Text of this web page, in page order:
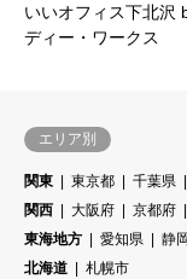
いいオフィス下北沢
ディー・ワークス
エリア別
関東 東京都 千葉県
関西
大阪府 京都府
東海地方
愛知県 静
北海道
札幌市